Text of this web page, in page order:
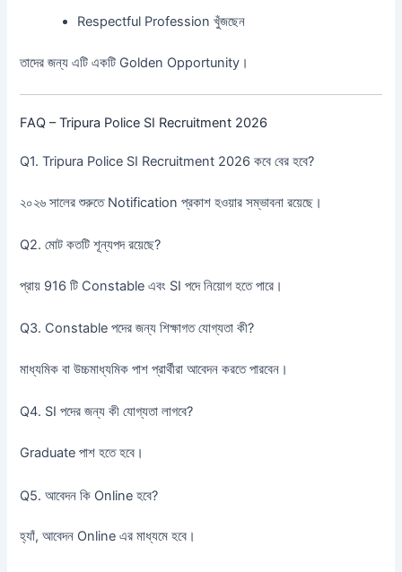
Respectful Profession খুঁজছেন
তাদের জন্য এটি একটি Golden Opportunity।
FAQ – Tripura Police SI Recruitment 2026
Q1. Tripura Police SI Recruitment 2026 কবে বের হবে?
২০২৬ সালের শুরুতে Notification প্রকাশ হওয়ার সম্ভাবনা রয়েছে।
Q2. মোট কতটি শূন্যপদ রয়েছে?
প্রায় 916 টি Constable এবং SI পদে নিয়োগ হতে পারে।
Q3. Constable পদের জন্য শিক্ষাগত যোগ্যতা কী?
মাধ্যমিক বা উচ্চমাধ্যমিক পাশ প্রার্থীরা আবেদন করতে পারবেন।
Q4. SI পদের জন্য কী যোগ্যতা লাগবে?
Graduate পাশ হতে হবে।
Q5. আবেদন কি Online হবে?
হ্যাঁ, আবেদন Online এর মাধ্যমে হবে।